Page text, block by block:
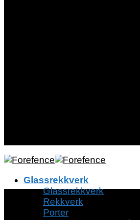
Glassrekkverk
Glassrekkverk
Rekkverk
Porter